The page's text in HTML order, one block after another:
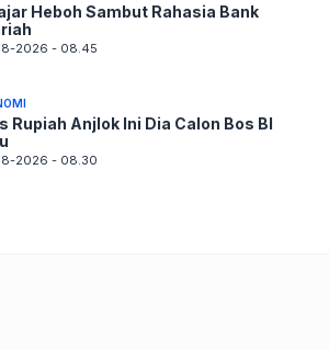
Heboh Sambut Rahasia Bank
2026 - 08.45
Rupiah Anjlok Ini Dia Calon Bos BI
2026 - 08.30